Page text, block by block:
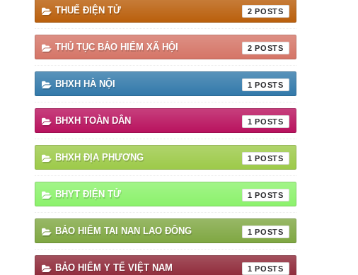
THUẾ ĐIỆN TỬ 2
THỦ TỤC BẢO HIỂM XÃ HỘI 2
BHXH HÀ NỘI 1
BHXH TOÀN DÂN 1
BHXH ĐỊA PHƯƠNG 1
BHYT ĐIỆN TỬ 1
BẢO HIỂM TAI NAN LAO ĐÔNG 1
BẢO HIỂM Y TẾ VIỆT NAM 1